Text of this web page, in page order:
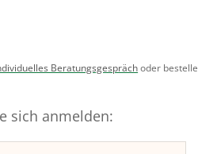
Beratungsgesprächoder
sich anmelden: